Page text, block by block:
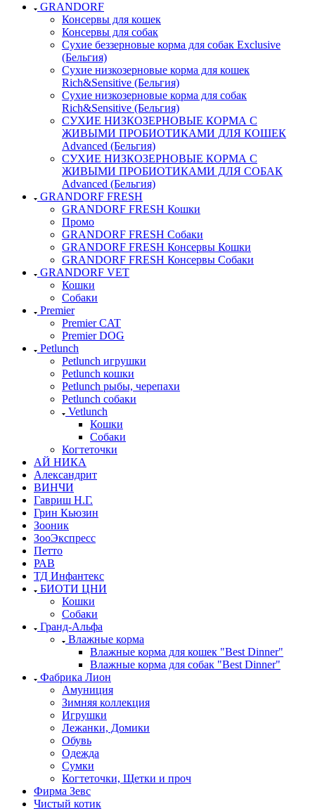
GRANDORF
Консервы для кошек
Консервы для собак
Сухие беззерновые корма для собак Exclusive
(Бельгия)
Сухие низкозерновые корма для кошек
Rich&Sensitive (Бельгия)
Сухие низкозерновые корма для собак
Rich&Sensitive (Бельгия)
СУХИЕ НИЗКОЗЕРНОВЫЕ КОРМА С
ЖИВЫМИ ПРОБИОТИКАМИ ДЛЯ КОШЕК
Advanced (Бельгия)
СУХИЕ НИЗКОЗЕРНОВЫЕ КОРМА С
ЖИВЫМИ ПРОБИОТИКАМИ ДЛЯ СОБАК
Advanced (Бельгия)
GRANDORF FRESH
GRANDORF FRESH Кошки
Промо
GRANDORF FRESH Собаки
GRANDORF FRESH Консервы Кошки
GRANDORF FRESH Консервы Собаки
GRANDORF VET
Кошки
Собаки
Premier
Premier CAT
Premier DOG
Petlunch
Petlunch игрушки
Petlunch кошки
Petlunch рыбы, черепахи
Petlunch собаки
Vetlunch
Кошки
Собаки
Когтеточки
АЙ НИКА
Александрит
ВИНЧИ
Гавриш Н.Г.
Грин Кьюзин
Зооник
ЗооЭкспресс
Петто
РАВ
ТД Инфантекс
БИОТИ ЦНИ
Кошки
Собаки
Гранд-Альфа
Влажные корма
Влажные корма для кошек "Best Dinner"
Влажные корма для собак "Best Dinner"
Фабрика Лион
Амуниция
Зимняя коллекция
Игрушки
Лежанки, Домики
Обувь
Одежда
Сумки
Когтеточки, Щетки и проч
Фирма Зевс
Чистый котик